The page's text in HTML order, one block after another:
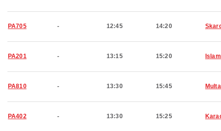
PA705 - 12:45 14:20
PA201 - 13:15 15:20
PA810 - 13:30 15:45
PA402 - 13:30 15:25